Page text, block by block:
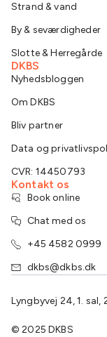
Strand & vand
By & seværdigheder
Slotte & Herregårde
DKBS
Nyhedsbloggen
Om DKBS
Bliv partner
Data og
CVR: 14450793
Kontakt os
Book online
Chat med os
+45 4582 0999
dkbs@dkbs.dk
Lyngbyvej 24, 1. sal,
© 2025 DKBS